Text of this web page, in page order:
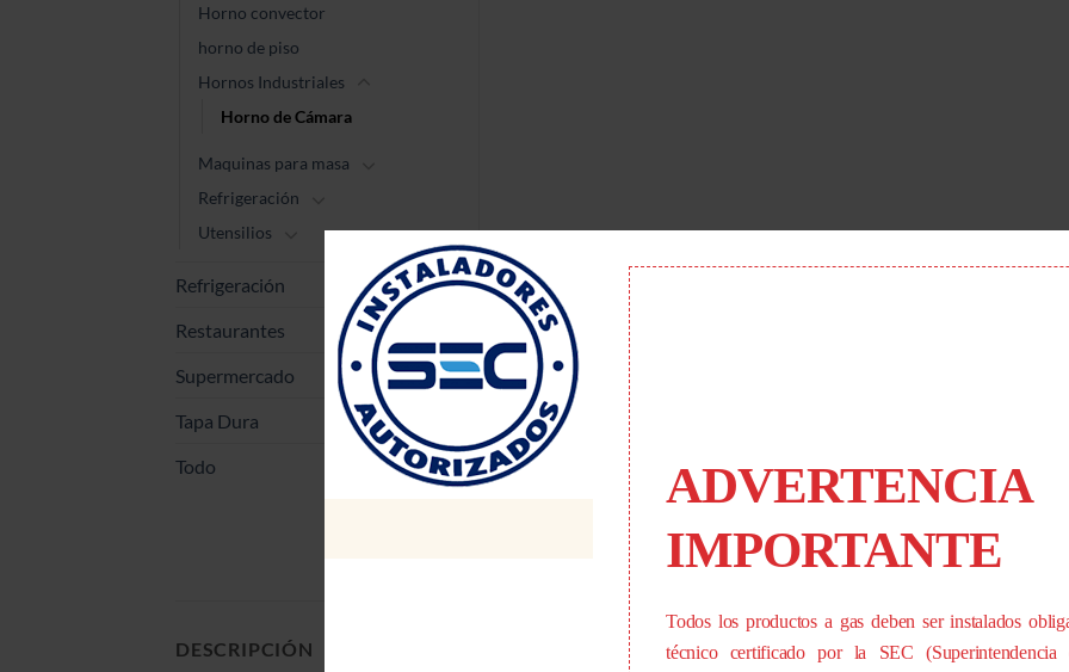
Horno convector
horno de piso
Hornos Industriales
Horno de Cámara
Maquinas para masa
Refrigeración
Utensilios
Refrigeración
Restaurantes
Supermercado
Tapa Dura
Todo
DESCRIPCIÓN
– Material puerta, tirador y frente: acero Inoxidable.
ADVERTENCIA
IMPORTANTE
Todos los productos a gas deben ser instalados
técnico certificado por la SEC